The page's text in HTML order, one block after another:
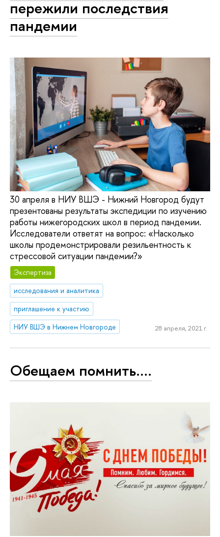
пережили последствия
пандемии
30 апреля в НИУ ВШЭ - Нижний Новгород будут
презентованы результаты экспедиции по изучению
работы нижегородских школ в период пандемии.
Исследователи ответят на вопрос: «Насколько
школы продемонстрировали резильентность к
стрессовой ситуации пандемии?»
Экспертиза
исследования и аналитика
приглашение к участию
НИУ ВШЭ в Нижнем Новгороде
28 апреля, 2021 г.
Обещаем помнить....